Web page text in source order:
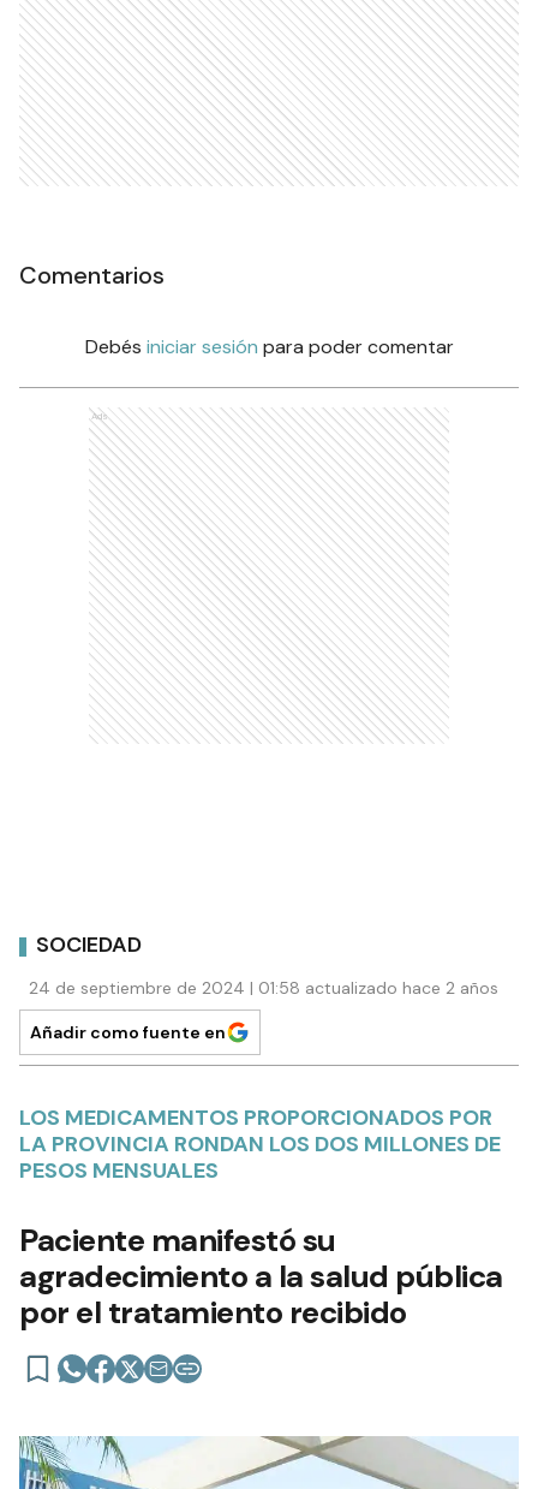
Comentarios
Debés iniciar sesión para poder comentar
Ads
SOCIEDAD
24 de septiembre de 2024 | 01:58 actualizado hace 2 años
Añadir como fuente en
LOS MEDICAMENTOS PROPORCIONADOS POR
LA PROVINCIA RONDAN LOS DOS MILLONES DE
PESOS MENSUALES
Paciente manifestó su
agradecimiento a la salud pública
por el tratamiento recibido